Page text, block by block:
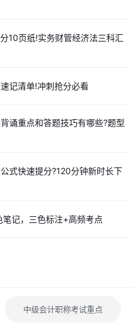
题免费下载>>
也会及时为大家更新上传。
真题，考生可以在备考的时候来
10页纸!实务财管经济法三科汇
记清单!冲刺抢分必看
诵重点和答题技巧有哪些?题型
式快速提分?120分钟新时长下
记，三色标注+高频考点
中级会计职称考试重点